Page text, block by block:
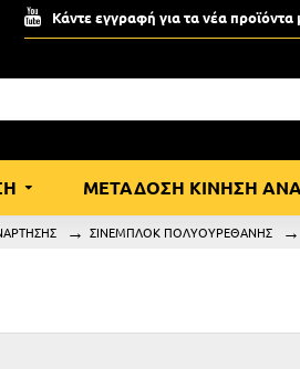
Κάντε εγγραφή για τα νέα προϊόντα
ΜΕΤΑΔΟΣΗ ΚΙΝΗΣΗ
ΣΙΝΕΜΠΛΟΚ ΠΟΛΥΟΥΡΕΘΑΝΗΣ